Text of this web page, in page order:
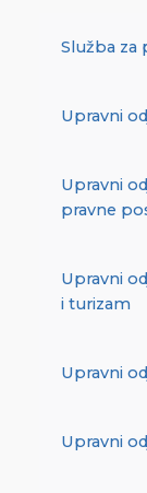
Služba za
Upravni
Upravni
pravne
Upravni
i turizam
Upravni
Upravni